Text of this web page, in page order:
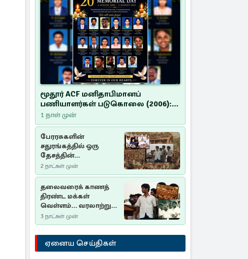
மூதூர் ACF மனிதாபிமானப்
பணியாளர்கள் படுகொலை (2006):
20 ஆண்டுகளாகியும் நீதி
மறுக்கப்பட்ட மனிதாபிமானப்
பேரவலம்
1 நாள் முன்
பேரரசுகளின்
சதுரங்கத்தில் ஒரு
தேசத்தின்
தீர்க்கதரிசனம் :
சுதுமலை பிரகடனம்
ஒரு வரலாற்றுப் பாடம்
2 நாட்கள் முன்
தலைவரைக் காணத்
திரண்ட மக்கள்
வெள்ளம்... வரலாற்றுச்
சிறப்புமிக்க சுதுமலைப்
பிரகடனம்…
3 நாட்கள் முன்
ஏனைய செய்திகள்